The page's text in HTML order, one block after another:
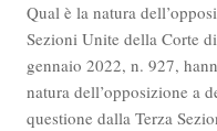
Qual è la natura
Sezioni Unite della Corte
gennaio 2022, n. 927,
natura dell’opposizione a
questione dalla Terza